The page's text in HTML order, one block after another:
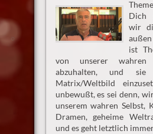
Dich
wir
ist
von unserer wahren
abzuhalten, und sie
Matrix/Weltbild
unbewußt, es sei denn,
unserem wahren Selbst,
Dramen, geheime
und es geht letztlich